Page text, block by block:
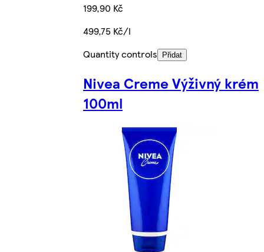
199,90 Kč
499,75 Kč/l
Quantity controls
Přidat
Nivea Creme Výživný krém
100ml